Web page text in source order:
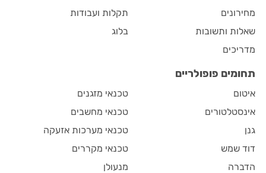
מחירונים
שאלות ותשובות
מדריכים
תקלות ועבודות
בלוג
תחומים פופולריים
איטום
אינסטלטורים
גנן
דוד שמש
הדברה
טכנאי מזגנים
טכנאי מחשבים
טכנאי מערכות אזעקה
טכנאי מקררים
מנעולן